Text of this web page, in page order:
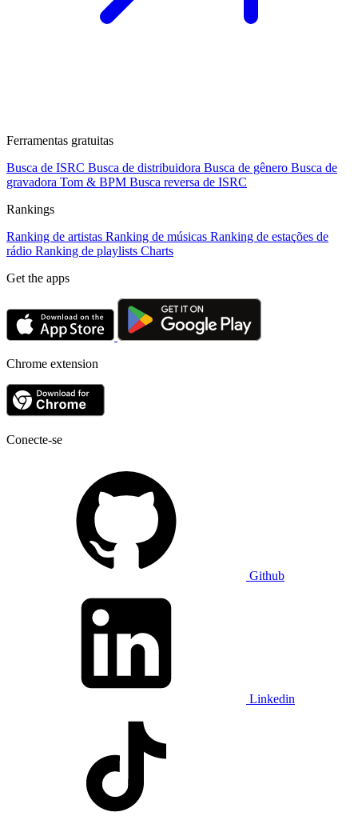
Ferramentas gratuitas
Busca de ISRC Busca de distribuidora Busca de gênero Busca de
gravadora Tom & BPM Busca reversa de ISRC
Rankings
Ranking de artistas Ranking de músicas Ranking de estações de
rádio Ranking de playlists Charts
Get the apps
Chrome extension
Conecte-se
Github
Linkedin